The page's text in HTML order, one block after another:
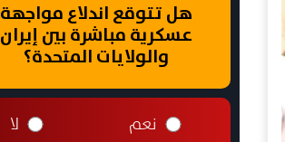
هل تتوقع اندلاع مواجهة
عسكرية مباشرة بين إيران
والولايات المتحدة؟
نعم لا